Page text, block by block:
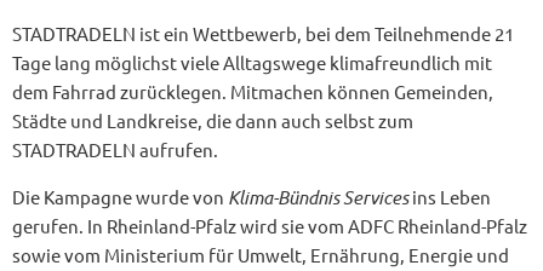
STADTRADELN ist ein Wettbewerb, bei dem Teilnehmende 21
Tage lang möglichst viele Alltagswege klimafreundlich mit
dem Fahrrad zurücklegen. Mitmachen können Gemeinden,
Städte und Landkreise, die dann auch selbst zum
STADTRADELN aufrufen.
Die Kampagne wurde von Klima-Bündnis Servicesins Leben
gerufen. In Rheinland-Pfalz wird sie vom ADFC Rheinland-Pfalz
sowie vom Ministerium für Umwelt, Ernährung, Energie und